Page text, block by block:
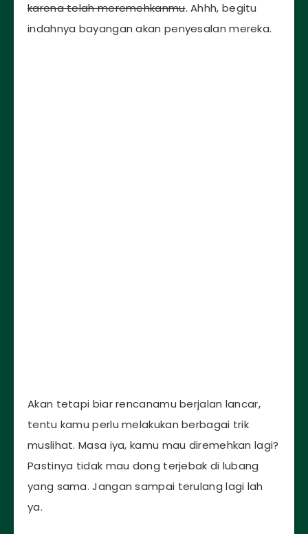
karena telah meremehkanmu. Ahhh, begitu
indahnya bayangan akan penyesalan mereka.
Akan tetapi biar rencanamu berjalan lancar,
tentu kamu perlu melakukan berbagai trik
muslihat. Masa iya, kamu mau diremehkan lagi?
Pastinya tidak mau dong terjebak di lubang
yang sama. Jangan sampai terulang lagi lah
ya.